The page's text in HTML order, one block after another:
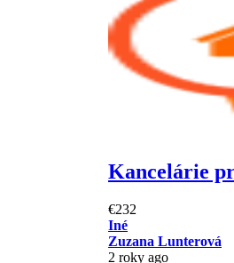
Kancelárie
€232
Iné
Zuzana Lunterová
2 roky ago